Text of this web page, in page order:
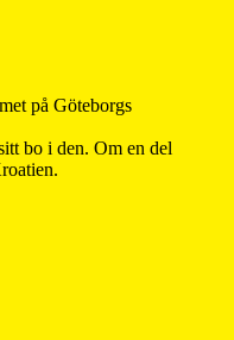
på Göteborgs
bo i den. Om en del